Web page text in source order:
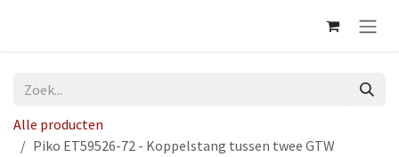
Alle producten
Piko ET59526-72 - Koppelstang tussen twee GTW